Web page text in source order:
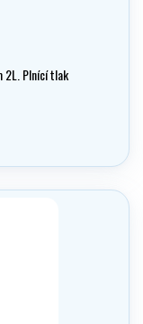
2L. Plnící tlak